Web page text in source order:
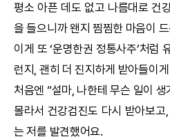
평소 아픈 데도 없고 나름대로 건
을 들으니까 왠지 찜찜한 마음이
이게 또 ‘운명한권 정통사주’처럼
런지, 괜히 더 진지하게 받아들이
처음엔 “설마, 나한테 무슨 일이 생
몰라서 건강검진도 다시 받아보고
는 저를 발견했어요.